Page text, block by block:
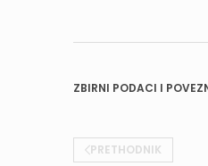
ZBIRNI PODACI I
PRETHODNIK